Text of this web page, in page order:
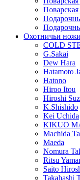
Охотничьи ножи
COLD
G.Sakai
Dew Hara
Hatamoto
Hatono
Hiroo Itou
Hiroshi
K.Shishido
Kei Uchida
KIKUO
Machida
Maeda
Nomura
Ritsu
Saito
Takahashi